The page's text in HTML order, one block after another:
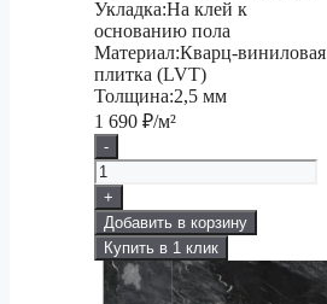
Укладка:На клей к
основанию пола
Материал:Кварц-виниловая
плитка (LVT)
Толщина:2,5 мм
1 690 ₽/м²
-
+
Добавить в корзину
Купить в 1 клик